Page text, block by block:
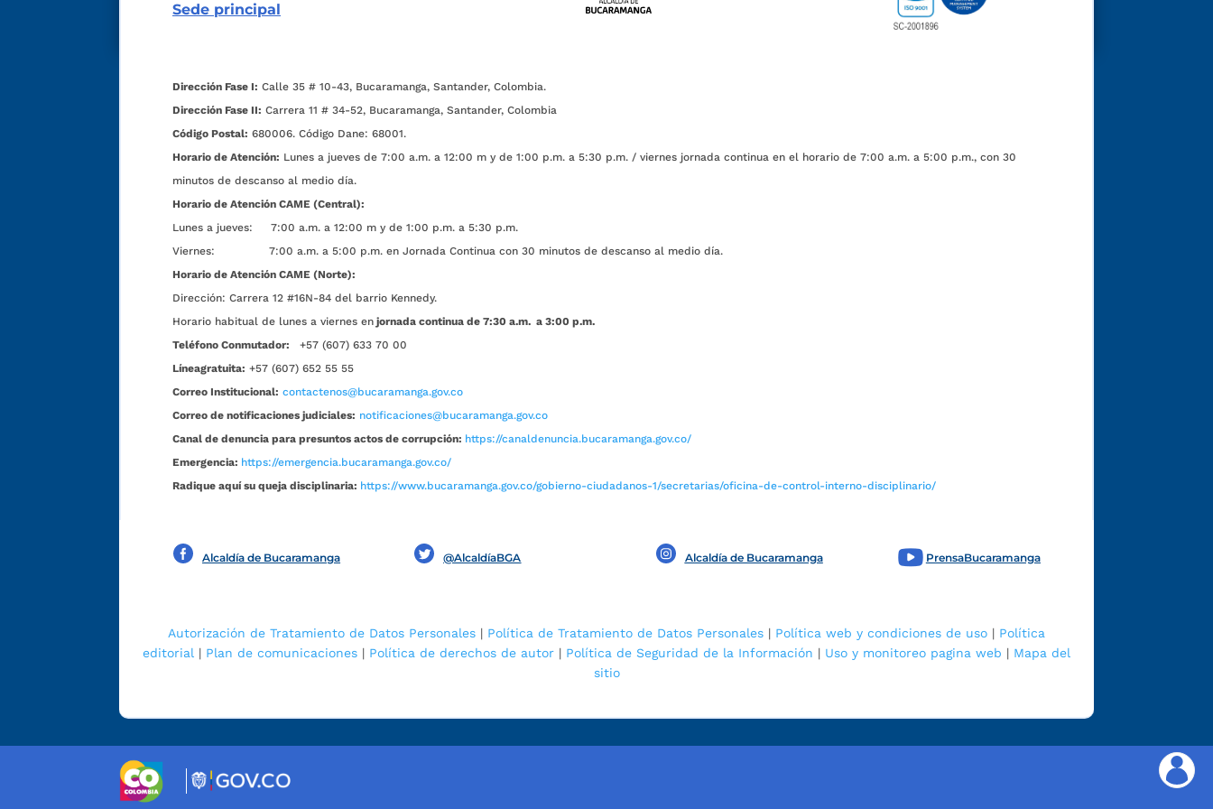
Sede principal
Dirección Fase I: Calle 35 # 10-43, Bucaramanga, Santander, Colombia.
Dirección Fase II: Carrera 11 # 34-52, Bucaramanga, Santander, Colombia
Código Postal: 680006. Código Dane: 68001.
Horario de Atención: Lunes a jueves de 7:00 a.m. a 12:00 m y de 1:00 p.m. a 5:30 p.m. / viernes jornada continua en el horario de 7:00 a.m. a 5:00 p.m., con 30
minutos de descanso al medio día.
Horario de Atención CAME (Central):
Lunes a jueves: 7:00 a.m. a 12:00 m y de 1:00 p.m. a 5:30 p.m.
Viernes: 7:00 a.m. a 5:00 p.m. en Jornada Continua con 30 minutos de descanso al medio día.
Horario de Atención CAME (Norte):
Dirección: Carrera 12 #16N-84 del barrio Kennedy.
Horario habitual de lunes a viernes en jornada continua de 7:30 a.m. a 3:00 p.m.
Teléfono Conmutador:
+57 (607) 633 70 00
Líneagratuita: +57 (607) 652 55 55
Correo Institucional: contactenos@bucaramanga.gov.co
Correo de notificaciones judiciales: notificaciones@bucaramanga.gov.co
Canal de denuncia para presuntos actos de corrupción: https://canaldenuncia.bucaramanga.gov.co/
Emergencia: https://emergencia.bucaramanga.gov.co/
Radique aquí su queja disciplinaria: https://www.bucaramanga.gov.co/gobierno-ciudadanos-1/secretarias/oficina-de-control-interno-disciplinario/
Alcaldía de Bucaramanga @AlcaldíaBGA Alcaldía de Bucaramanga PrensaBucaramanga
Autorización de Tratamiento de Datos Personales | Política de Tratamiento de Datos Personales | Política web y condiciones de uso | Política
editorial | Plan de comunicaciones | Política de derechos de autor | Política de Seguridad de la Información | Uso y monitoreo pagina web | Mapa del
sitio